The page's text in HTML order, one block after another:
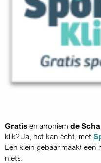
Gratis en anoniem de
klik? Ja, het kan écht, met
Een klein gebaar maakt
niets.